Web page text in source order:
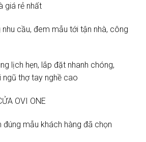
giá rẻ nhất
nhu cầu, đem mẫu tới tận nhà, công
lịch hẹn, lắp đặt nhanh chóng,
ngũ thợ tay nghề cao
OVI ONE
mẫu khách hàng đã chọn